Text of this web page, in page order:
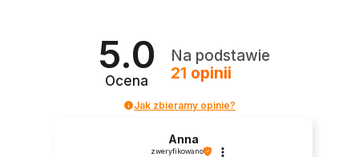
5.0
Ocena
Na podstawie
21 opinii
Jak zbieramy opinie?
Anna
zweryfikowano